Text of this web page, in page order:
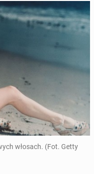
włosach. (Fot. Getty